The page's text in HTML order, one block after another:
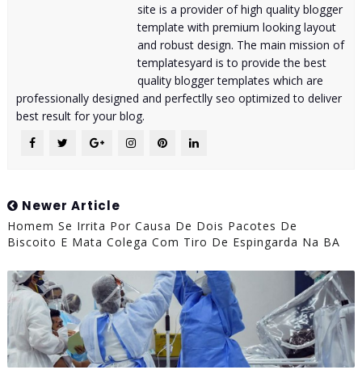
site is a provider of high quality blogger
template with premium looking layout
and robust design. The main mission of
templatesyard is to provide the best
quality blogger templates which are
professionally designed and perfectlly seo optimized to deliver
best result for your blog.
Newer Article
Homem Se Irrita Por Causa De Dois Pacotes De
Biscoito E Mata Colega Com Tiro De Espingarda Na BA